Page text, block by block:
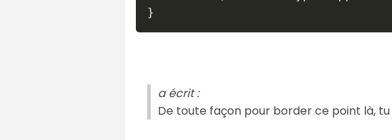
}
a écrit :
De toute façon pour border ce point là,